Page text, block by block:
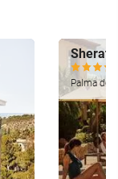
Palma de